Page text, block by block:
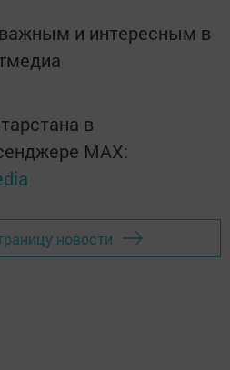
и интересным в
в
MАХ:
новости